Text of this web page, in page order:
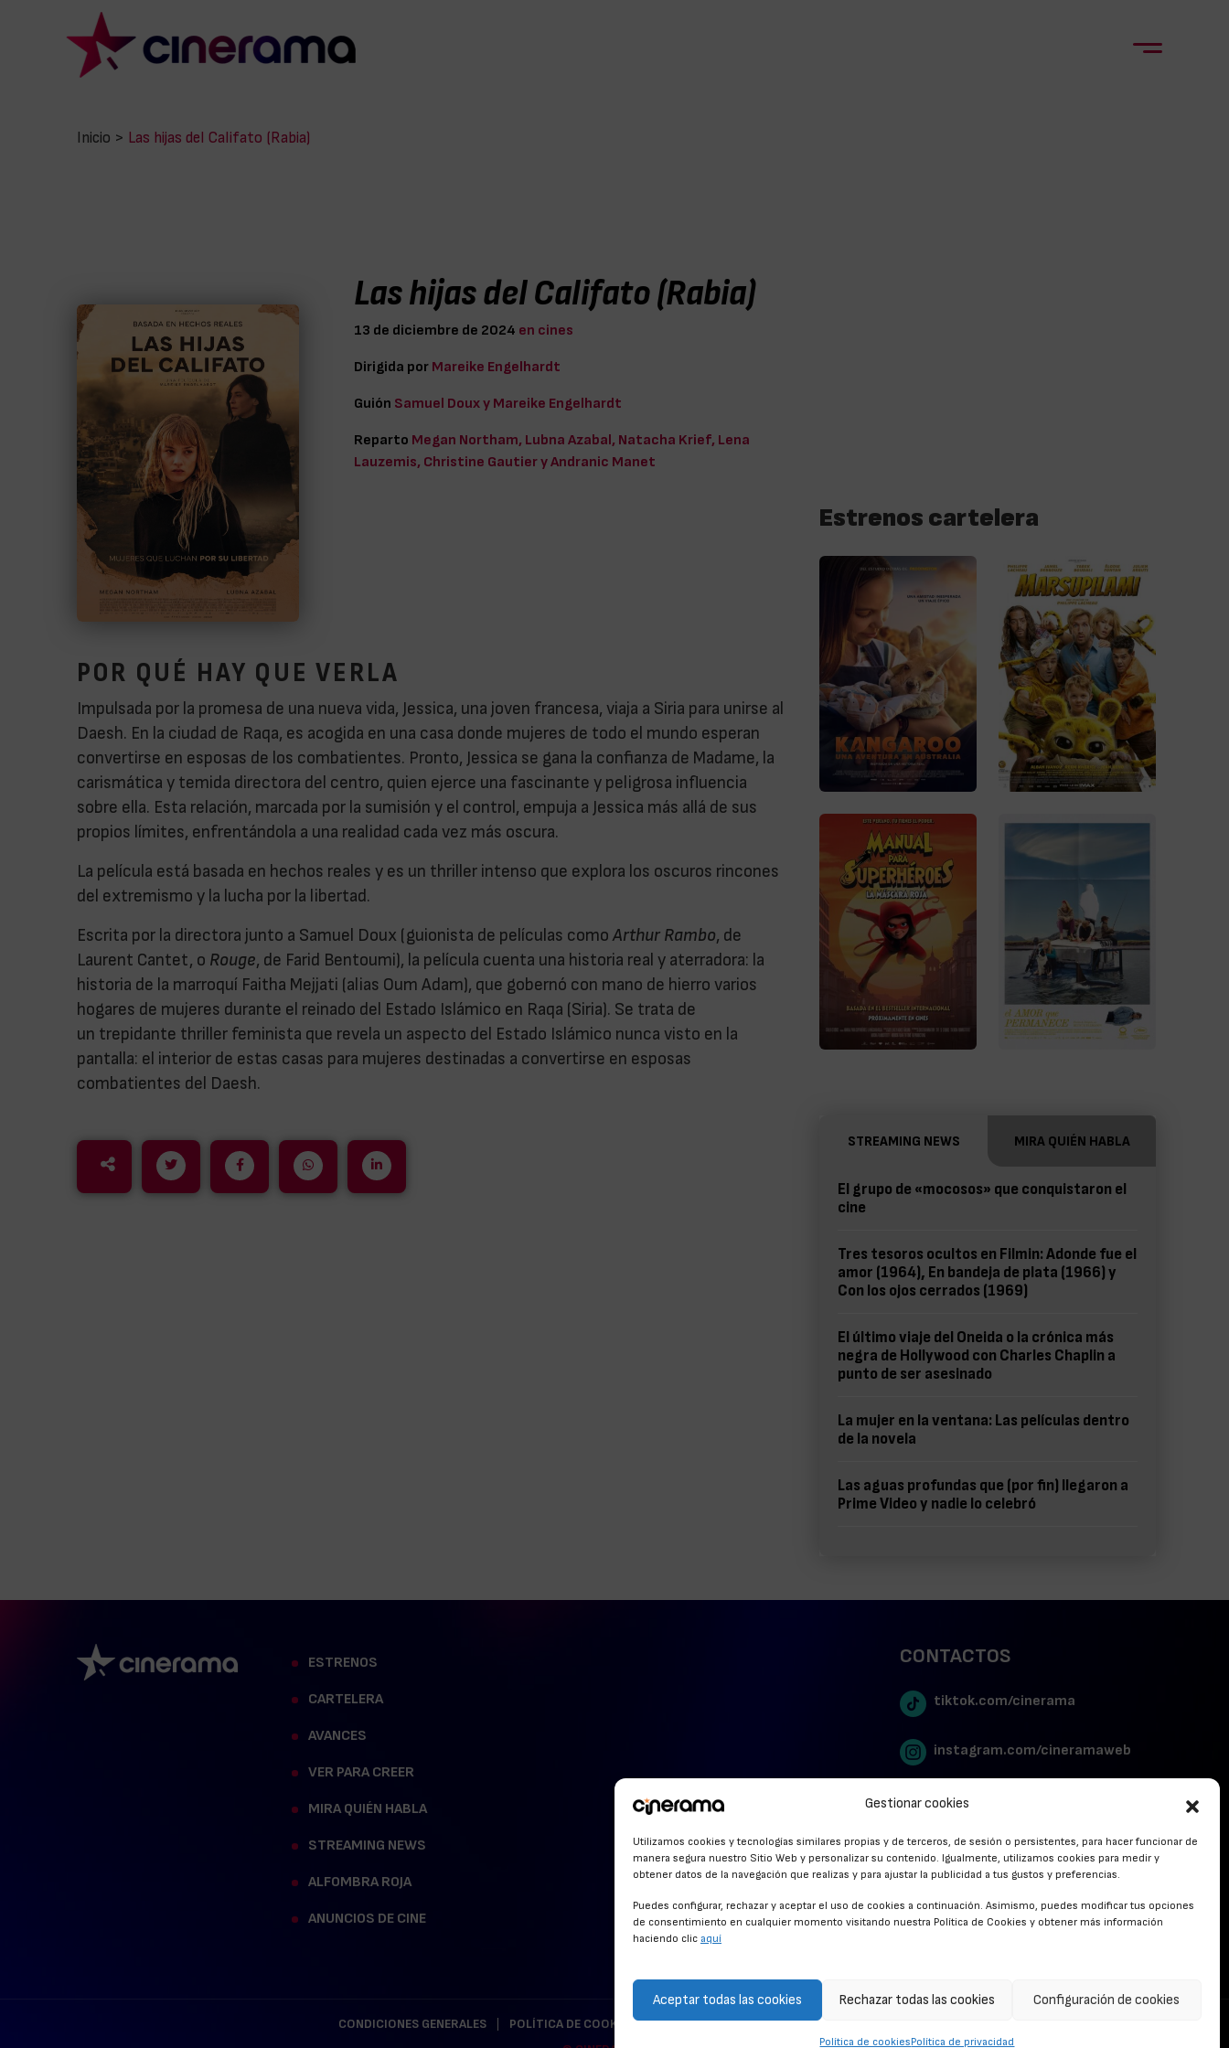
Gestionar cookies
Utilizamos cookies y tecnologías similares propias y de terceros, de sesión o persistentes, para hacer funcionar de
manera segura nuestro Sitio Web y personalizar su contenido. Igualmente, utilizamos cookies para medir y
obtener datos de la navegación que realizas y para ajustar la publicidad a tus gustos y preferencias.
Puedes configurar, rechazar y aceptar el uso de cookies a continuación. Asimismo, puedes modificar tus opciones
de consentimiento en cualquier momento visitando nuestra Política de Cookies y obtener más información
haciendo clic aquí
Aceptar todas las cookies Rechazar todas las cookies Configuración de cookies
Política de cookiesPolítica de privacidad
Inicio > Las hijas del Califato (Rabia)
Las hijas del Califato (Rabia)
13 de diciembre de 2024 en cines
Dirigida por Mareike Engelhardt
Guión Samuel Doux y Mareike Engelhardt
Reparto Megan Northam, Lubna Azabal, Natacha Krief, Lena
Lauzemis, Christine Gautier y Andranic Manet
POR QUÉ HAY QUE VERLA
Impulsada por la promesa de una nueva vida, Jessica, una joven francesa, viaja a Siria para unirse al
Daesh. En la ciudad de Raqa, es acogida en una casa donde mujeres de todo el mundo esperan
convertirse en esposas de los combatientes. Pronto, Jessica se gana la confianza de Madame, la
carismática y temida directora del centro, quien ejerce una fascinante y peligrosa influencia
sobre ella. Esta relación, marcada por la sumisión y el control, empuja a Jessica más allá de sus
propios límites, enfrentándola a una realidad cada vez más oscura.
La película está basada en hechos reales y es un thriller intenso que explora los oscuros rincones
del extremismo y la lucha por la libertad.
Escrita por la directora junto a Samuel Doux (guionista de películas como Arthur Rambo, de
Laurent Cantet, o Rouge, de Farid Bentoumi), la película cuenta una historia real y aterradora: la
historia de la marroquí Faitha Mejjati (alias Oum Adam), que gobernó con mano de hierro varios
hogares de mujeres durante el reinado del Estado Islámico en Raqa (Siria). Se trata de
un trepidante thriller feminista que revela un aspecto del Estado Islámico nunca visto en la
pantalla: el interior de estas casas para mujeres destinadas a convertirse en esposas
combatientes del Daesh.
Estrenos cartelera
STREAMING NEWS MIRA QUIÉN HABLA
El grupo de «mocosos» que conquistaron el
cine
Tres tesoros ocultos en Filmin: Adonde fue el
amor (1964), En bandeja de plata (1966) y
Con los ojos cerrados (1969)
El último viaje del Oneida o la crónica más
negra de Hollywood con Charles Chaplin a
punto de ser asesinado
La mujer en la ventana: Las películas dentro
de la novela
Las aguas profundas que (por fin) llegaron a
Prime Video y nadie lo celebró
ESTRENOS
CARTELERA
AVANCES
VER PARA CREER
MIRA QUIÉN HABLA
STREAMING NEWS
ALFOMBRA ROJA
ANUNCIOS DE CINE
CONTACTOS
tiktok.com/cinerama
instagram.com/cineramaweb
twitter.com/cinerames
Youtube Canal Cinerama
CONDICIONES GENERALES POLÍTICA DE COOKIES POLÍTICA DE PRIVACIDAD